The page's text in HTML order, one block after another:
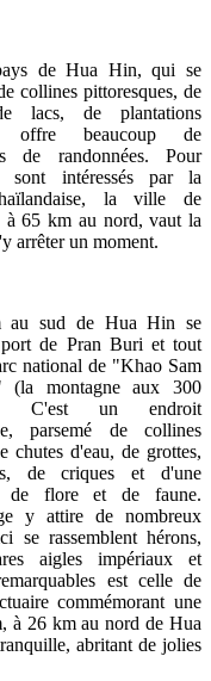
de Hua Hin, qui se
collines pittoresques, de
lacs, de plantations
offre beaucoup de
de randonnées. Pour
sont intéressés par la
la ville de
à 65 km au nord, vaut la
arrêter un moment.
au sud de Hua Hin se
de Pran Buri et tout
national de "Khao Sam
(la montagne aux 300
C'est un endroit
parsemé de collines
chutes d'eau, de grottes,
de criques et d'une
de flore et de faune.
y attire de nombreux
se rassemblent hérons,
aigles impériaux et
est celle de
commémorant une
à 26 km au nord de Hua
abritant de jolies